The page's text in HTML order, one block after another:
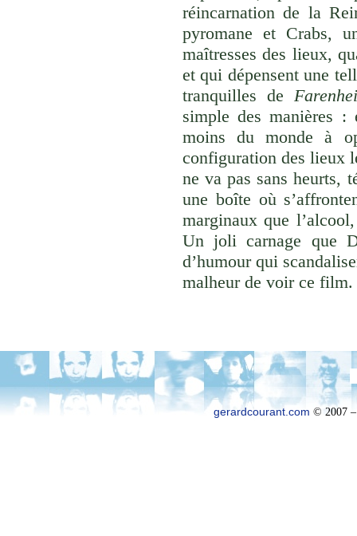
réincarnation de la
pyromane et Crabs,
maîtresses des lieux,
et qui dépensent une
tranquilles de
simple des manières :
moins du monde à
configuration des lieux
ne va pas sans heurts,
une boîte où
marginaux que
Un joli carnage que
d’humour qui
malheur de voir ce film.
gerardcourant.com © 2007